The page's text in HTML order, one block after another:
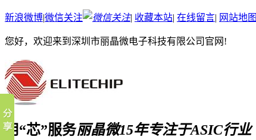
新浪微博|微信关注 | 收藏本站| 在线留言| 网站地图
您好，欢迎来到深圳市丽晶微电子科技有限公司官网!
用“芯”服务丽晶微15年专注于ASIC行业